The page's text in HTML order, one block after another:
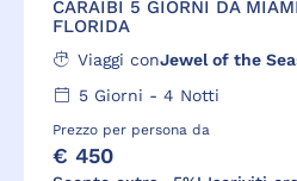
CARAIBI 5 GIORNI DA
FLORIDA
Viaggi conJewel of the
5Giorni - 4 Notti
Prezzo per persona da
€ 450